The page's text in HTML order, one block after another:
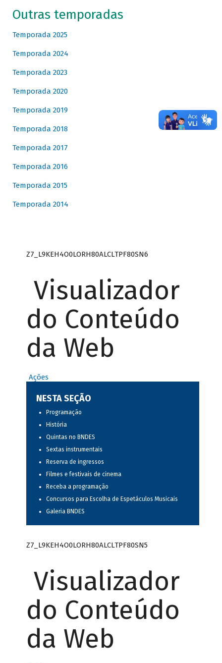
Outras temporadas
Temporada 2025
Temporada 2024
Temporada 2023
Temporada 2020
Temporada 2019
Temporada 2018
Temporada 2017
Temporada 2016
Temporada 2015
Temporada 2014
Z7_L9KEH4O0LORH80ALCLTPF80SN6
Visualizador
do Conteúdo
da Web
Ações
NESTA SEÇÃO
Programação
História
Quintas no BNDES
Sextas instrumentais
Reserva de ingressos
Filmes e festivais de cinema
Receba a programação
Concursos para Escolha de Espetáculos Musicais
Galeria BNDES
Z7_L9KEH4O0LORH80ALCLTPF80SN5
Visualizador
do Conteúdo
da Web